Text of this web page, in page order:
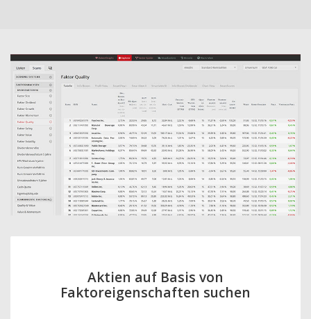
Aktien auf Basis von
Faktoreigenschaften suchen